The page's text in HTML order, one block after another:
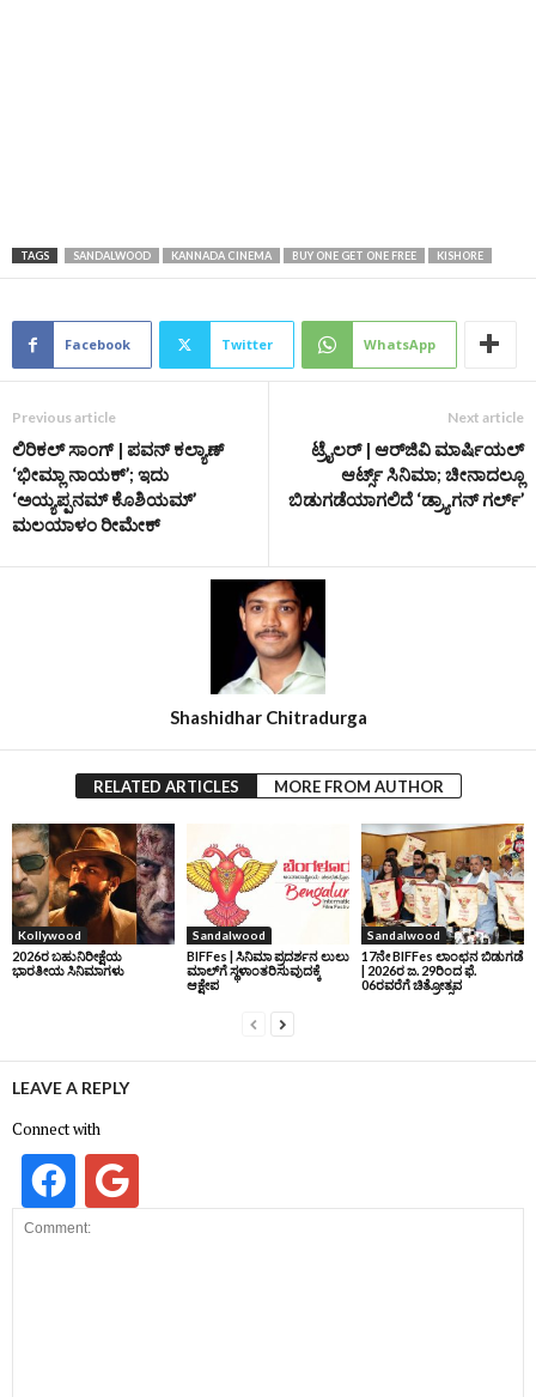
TAGS SANDALWOOD KANNADA CINEMA BUY ONE GET ONE FREE KISHORE
Facebook Twitter WhatsApp
Previous article
ಲಿರಿಕಲ್‌ ಸಾಂಗ್ | ಪವನ್ ಕಲ್ಯಾಣ್
‘ಭೀಮ್ಲಾ ನಾಯಕ್’; ಇದು
‘ಅಯ್ಯಪ್ಪನಮ್ ಕೊಶಿಯಮ್‌’
ಮಲಯಾಳಂ ರೀಮೇಕ್‌
Next article
ಟ್ರೈಲರ್ | ಆರ್‌ಜಿವಿ ಮಾರ್ಷಿಯಲ್
ಆರ್ಟ್ಸ್ ಸಿನಿಮಾ; ಚೀನಾದಲ್ಲೂ
ಬಿಡುಗಡೆಯಾಗಲಿದೆ ‘ಡ್ರ್ಯಾಗನ್ ಗರ್ಲ್’
Shashidhar Chitradurga
RELATED ARTICLES MORE FROM AUTHOR
Kollywood
2026ರ ಬಹುನಿರೀಕ್ಷೆಯ
ಭಾರತೀಯ ಸಿನಿಮಾಗಳು
Sandalwood
BIFFes | ಸಿನಿಮಾ ಪ್ರದರ್ಶನ ಲುಲು
ಮಾಲ್‌ಗೆ ಸ್ಥಳಾಂತರಿಸುವುದಕ್ಕೆ
ಆಕ್ಷೇಪ
Sandalwood
17ನೇ BIFFes ಲಾಂಛನ ಬಿಡುಗಡೆ
| 2026ರ ಜ. 29ರಿಂದ ಫೆ.
06ರವರೆಗೆ ಚಿತ್ರೋತ್ಸವ
LEAVE A REPLY
Connect with